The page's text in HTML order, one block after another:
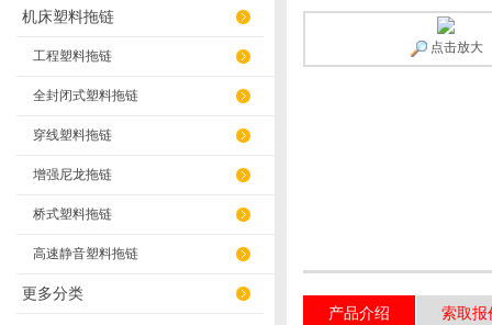
机床塑料拖链
工程塑料拖链
全封闭式塑料拖链
穿线塑料拖链
增强尼龙拖链
桥式塑料拖链
高速静音塑料拖链
更多分类
点击放大
产品介绍 索取报